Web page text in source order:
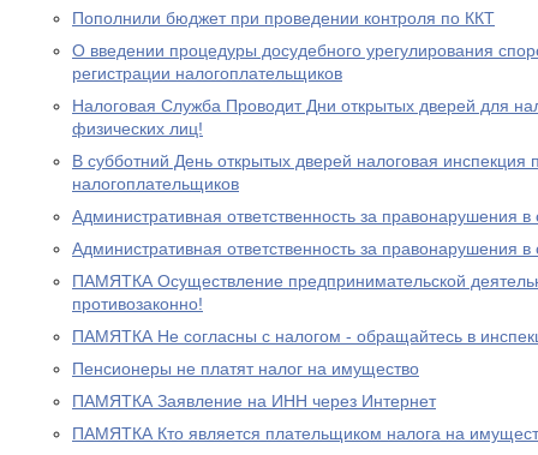
Пополнили бюджет при проведении контроля по ККТ
О введении процедуры досудебного урегулирования
регистрации налогоплательщиков
Налоговая Служба Проводит Дни открытых дверей для
физических лиц!
В субботний День открытых дверей налоговая инспекция
налогоплательщиков
Административная ответственность за правонарушения
Административная ответственность за правонарушения
ПАМЯТКА Осуществление предпринимательской
противозаконно!
ПАМЯТКА Не согласны с налогом - обращайтесь в
Пенсионеры не платят налог на имущество
ПАМЯТКА Заявление на ИНН через Интернет
ПАМЯТКА Кто является плательщиком налога на